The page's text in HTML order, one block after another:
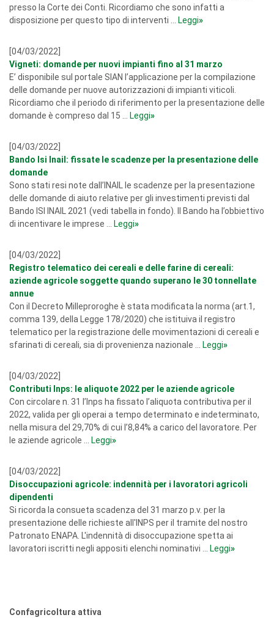
presso la Corte dei Conti. Ricordiamo che sono infatti a
disposizione per questo tipo di interventi ...
Leggi»
[04/03/2022]
Vigneti: domande per nuovi impianti fino al 31 marzo
E’ disponibile sul portale SIAN l’applicazione per la compilazione
delle domande per nuove autorizzazioni di impianti viticoli.
Ricordiamo che il periodo di riferimento per la presentazione delle
domande è compreso dal 15 ...
Leggi»
[04/03/2022]
Bando Isi Inail: fissate le scadenze per la presentazione delle
domande
Sono stati resi note dall’INAIL le scadenze per la presentazione
delle domande di aiuto relative per gli investimenti previsti dal
Bando ISI INAIL 2021 (vedi tabella in fondo). Il Bando ha l’obbiettivo
di incentivare le imprese ...
Leggi»
[04/03/2022]
Registro telematico dei cereali e delle farine di cereali:
aziende agricole soggette quando superano le 30 tonnellate
annue
Con il Decreto Milleproroghe è stata modificata la norma (art.1,
comma 139, della Legge 178/2020) che istituiva il registro
telematico per la registrazione delle movimentazioni di cereali e
sfarinati di cereali, sia di provenienza nazionale ...
Leggi»
[04/03/2022]
Contributi Inps: le aliquote 2022 per le aziende agricole
Con circolare n. 31 l’Inps ha fissato l’aliquota contributiva per il
2022, valida per gli operai a tempo determinato e indeterminato,
nella misura del 29,70% di cui l’8,84% a carico del lavoratore. Per
le aziende agricole ...
Leggi»
[04/03/2022]
Disoccupazioni agricole: indennità per i lavoratori agricoli
dipendenti
Si ricorda la consueta scadenza del 31 marzo p.v. per la
presentazione delle richieste all'INPS per il tramite del nostro
Patronato ENAPA. L'indennità di disoccupazione spetta ai
lavoratori iscritti negli appositi elenchi nominativi ...
Leggi»
Confagricoltura attiva